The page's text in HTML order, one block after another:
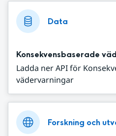
Data
Konsekvensbaserade
Ladda ner API för
vädervarningar
Forskning och